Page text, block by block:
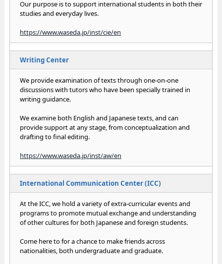
Our purpose is to support international students in both their
studies and everyday lives.
https://www.waseda.jp/inst/cie/en
Writing Center
We provide examination of texts through one-on-one
discussions with tutors who have been specially trained in
writing guidance.
We examine both English and Japanese texts, and can
provide support at any stage, from conceptualization and
drafting to final editing.
https://www.waseda.jp/inst/aw/en
International Communication Center (ICC)
At the ICC, we hold a variety of extra-curricular events and
programs to promote mutual exchange and understanding
of other cultures for both Japanese and foreign students.
Come here to for a chance to make friends across
nationalities, both undergraduate and graduate.